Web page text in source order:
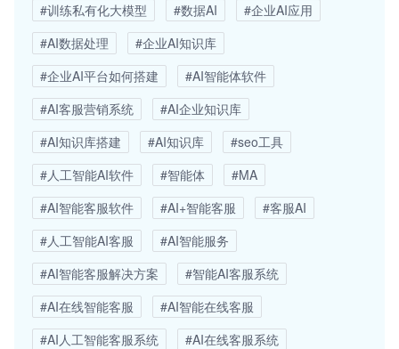
#训练私有化大模型
#数据AI
#企业AI应用
#AI数据处理
#企业AI知识库
#企业AI平台如何搭建
#AI智能体软件
#AI客服营销系统
#AI企业知识库
#AI知识库搭建
#AI知识库
#seo工具
#人工智能AI软件
#智能体
#MA
#AI智能客服软件
#AI+智能客服
#客服AI
#人工智能AI客服
#AI智能服务
#AI智能客服解决方案
#智能AI客服系统
#AI在线智能客服
#AI智能在线客服
#AI人工智能客服系统
#AI在线客服系统